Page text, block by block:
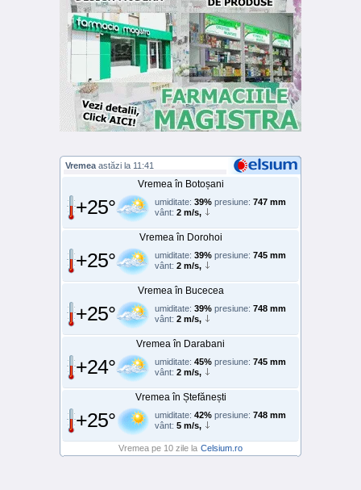
Vremea astăzi la 11:41
Vremea în Botoșani
+25° umiditate: 39% presiune: 747 mm
vânt: 2 m/s,
Vremea în Dorohoi
+25° umiditate: 39% presiune: 745 mm
vânt: 2 m/s,
Vremea în Bucecea
+25° umiditate: 39% presiune: 748 mm
vânt: 2 m/s,
Vremea în Darabani
+24° umiditate: 45% presiune: 745 mm
vânt: 2 m/s,
Vremea în Ștefănești
+25° umiditate: 42% presiune: 748 mm
vânt: 5 m/s,
Vremea pe 10 zile la Celsium.ro